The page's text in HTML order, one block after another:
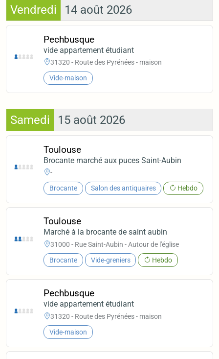
Vendredi 14 août 2026
Pechbusque
vide appartement étudiant
31320 - Route des Pyrénées - maison
Vide-maison
Samedi 15 août 2026
Toulouse
Brocante marché aux puces Saint-Aubin
-
Brocante Salon des antiquaires Hebdo
Toulouse
Marché à la brocante de saint aubin
31000 - Rue Saint-Aubin - Autour de l'église
Brocante Vide-greniers Hebdo
Pechbusque
vide appartement étudiant
31320 - Route des Pyrénées - maison
Vide-maison